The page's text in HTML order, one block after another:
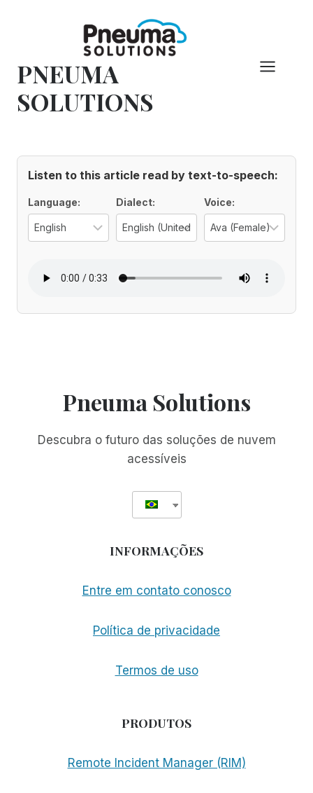
conteúdo
PNEUMA
SOLUTIONS
Listen to this article read by text-to-speech:
Voice Options
Language:
Select the language for the TTS
Dialect:
Select the regional
Voice:
Pneuma Solutions
Descubra o futuro das soluções de nuvem
acessíveis
INFORMAÇÕES
Entre em contato conosco
Política de privacidade
Termos de uso
PRODUTOS
Remote Incident Manager (RIM)